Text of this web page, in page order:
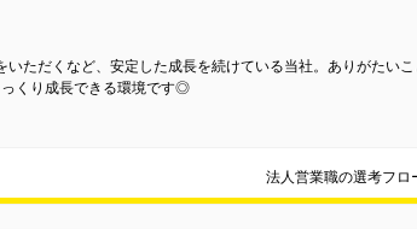
ただくなど、安定した成長を続けている当社。ありがたい
っくり成長できる環境です◎
法人営業職の選考フロ